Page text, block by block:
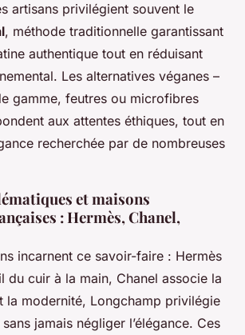
artisans privilégient souvent le
, méthode traditionnelle garantissant
authentique tout en réduisant
Les alternatives véganes –
gamme, feutres ou microfibres
aux attentes éthiques, tout en
recherchée par de nombreuses
et maisons
: Hermès, Chanel,
incarnent ce savoir-faire : Hermès
du cuir à la main, Chanel associe la
la modernité, Longchamp privilégie
jamais négliger l’élégance. Ces